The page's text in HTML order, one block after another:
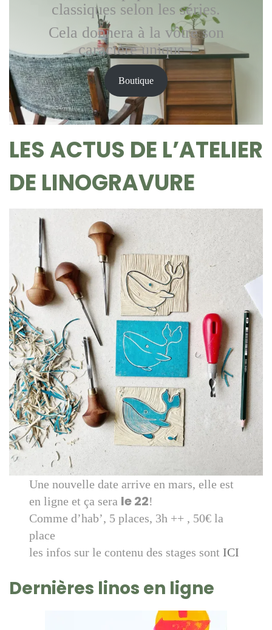
a
o
u
classiques selon les séries.
Cela donnera à la vôtre son
caractère unique !
Boutique
LES ACTUS DE L’ATELIER
DE LINOGRAVURE
Une nouvelle date arrive en mars, elle est
en ligne et ça sera le 22!
Comme d’hab’, 5 places, 3h ++ , 50€ la
place
les infos sur le contenu des stages sont ICI
Dernières linos en ligne